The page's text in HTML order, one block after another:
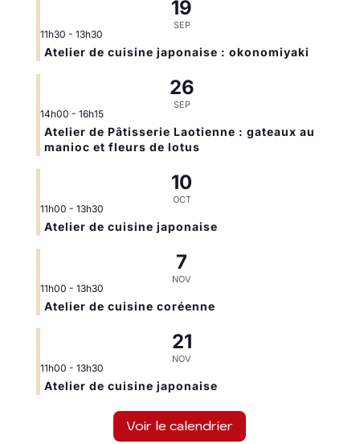
19
SEP
11h30 - 13h30
Atelier de cuisine japonaise : okonomiyaki
26
SEP
14h00 - 16h15
Atelier de Pâtisserie Laotienne : gateaux au
manioc et fleurs de lotus
10
OCT
11h00 - 13h30
Atelier de cuisine japonaise
7
NOV
11h00 - 13h30
Atelier de cuisine coréenne
21
NOV
11h00 - 13h30
Atelier de cuisine japonaise
Voir le calendrier